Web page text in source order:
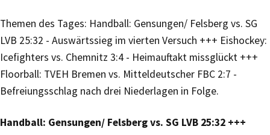
Themen des Tages: Handball: Gensungen/ Felsberg vs. SG
LVB 25:32 - Auswärtssieg im vierten Versuch +++ Eishockey:
Icefighters vs. Chemnitz 3:4 - Heimauftakt missglückt +++
Floorball: TVEH Bremen vs. Mitteldeutscher FBC 2:7 -
Befreiungsschlag nach drei Niederlagen in Folge.
Handball: Gensungen/ Felsberg vs. SG LVB 25:32 +++